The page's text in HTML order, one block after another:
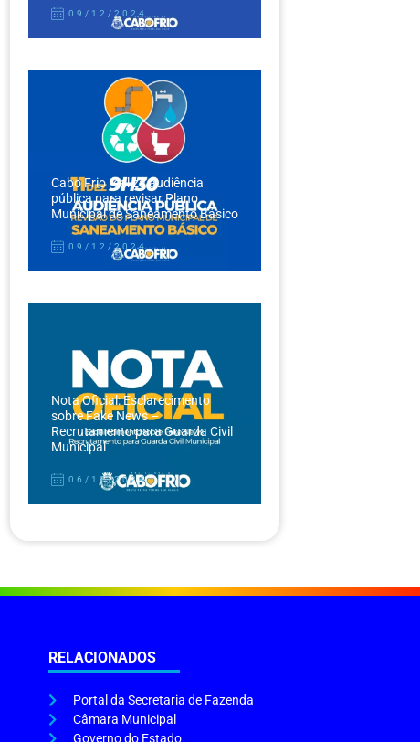
09/12/2024
Cabo Frio realiza audiência
pública para revisar Plano
Municipal de Saneamento Básico
09/12/2024
Nota Oficial: Esclarecimento
sobre Fake News –
Recrutamento para Guarda Civil
Municipal
06/12/2024
RELACIONADOS
Portal da Secretaria de Fazenda
Câmara Municipal
Governo do Estado